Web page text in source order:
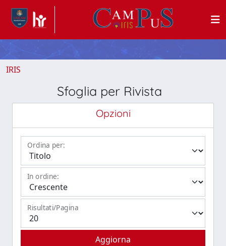
IRIS
Sfoglia per Rivista
Opzioni
Ordina per:
In ordine:
Risultati/Pagina